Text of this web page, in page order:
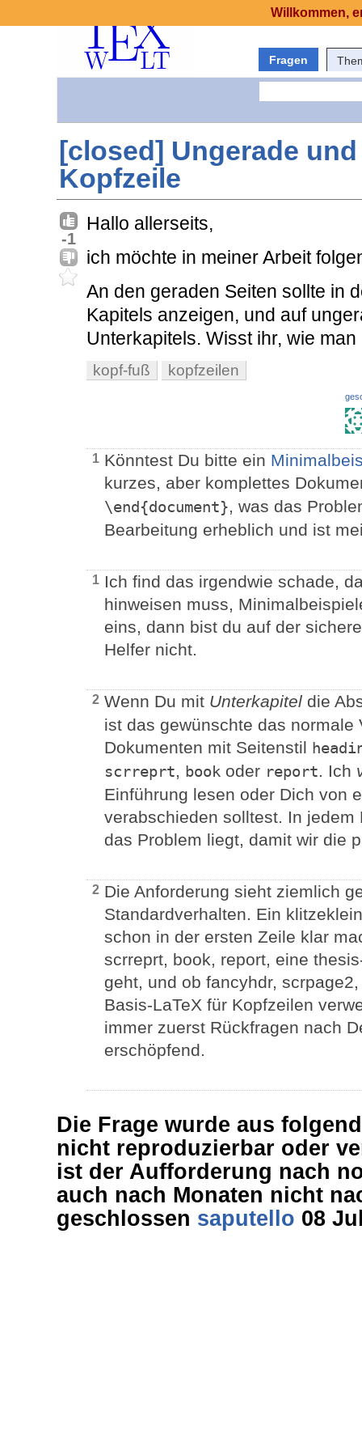
Fragen
[closed] Ungerade
Kopfzeile
-1
Hallo allerseits,
ich möchte in meiner Arbeit
An den geraden Seiten sollte in
Kapitels anzeigen, und auf
Unterkapitels. Wisst ihr, wie
kopf-fuß kopfzeilen
1 Könntest Du bitte ein
kurzes, aber komplettes
\end{document}, was das
Bearbeitung erheblich und ist
1 Ich find das irgendwie schade,
hinweisen muss,
eins, dann bist du auf der
Helfer nicht.
2 Wenn Du mit Unterkapitel die
ist das gewünschte das
Dokumenten mit Seitenstil
scrreprt, book oder report. Ich
Einführung lesen oder Dich von
verabschieden solltest. In
das Problem liegt, damit wir die
2 Die Anforderung sieht ziemlich
Standardverhalten. Ein
schon in der ersten Zeile klar
scrreprt, book, report, eine
geht, und ob fancyhdr,
Basis-LaTeX für Kopfzeilen
immer zuerst Rückfragen nach
erschöpfend.
Die Frage wurde aus
nicht reproduzierbar oder
ist der Aufforderung nach
auch nach Monaten nicht
geschlossen saputello 08
Willkommen,